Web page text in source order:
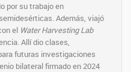
por su trabajo en
Además, viajó
el Water Harvesting Lab
Allí dio clases,
futuras investigaciones
bilateral firmado en 2024